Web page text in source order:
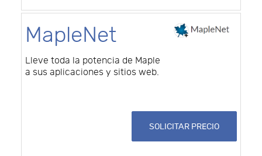
MapleNet
Lleve toda la potencia de Maple
a sus aplicaciones y sitios web.
SOLICITAR PRECIO